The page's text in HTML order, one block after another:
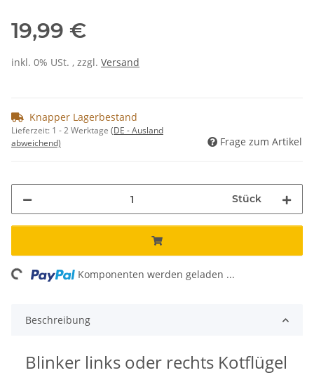
19,99 €
inkl. 0% USt. , zzgl. Versand
Knapper Lagerbestand
Lieferzeit: 1 - 2 Werktage (DE - Ausland
abweichend)
Frage zum Artikel
Stück
Komponenten werden geladen ...
Beschreibung
Blinker links oder rechts Kotflügel